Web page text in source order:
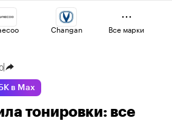
Changan
Lada
Все марки
в Max
тонировки: все